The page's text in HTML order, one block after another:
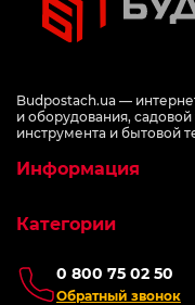
Budpostach.ua —
и оборудования,
инструмента и бытовой
0 800 75 02 50
Обратный звонок
Информация
Категории